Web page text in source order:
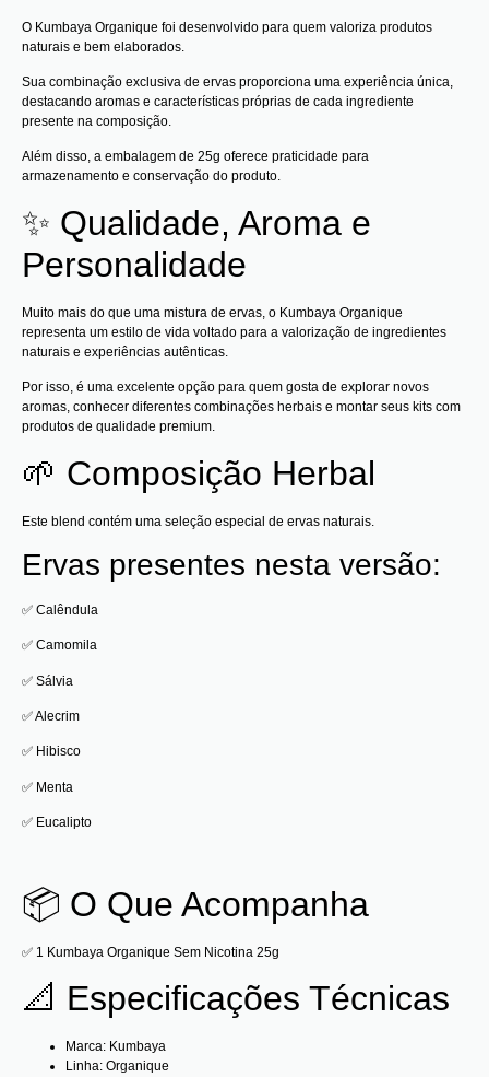
O Kumbaya Organique foi desenvolvido para quem valoriza produtos
naturais e bem elaborados.
Sua combinação exclusiva de ervas proporciona uma experiência única,
destacando aromas e características próprias de cada ingrediente
presente na composição.
Além disso, a embalagem de 25g oferece praticidade para
armazenamento e conservação do produto.
✨ Qualidade, Aroma e
Personalidade
Muito mais do que uma mistura de ervas, o Kumbaya Organique
representa um estilo de vida voltado para a valorização de ingredientes
naturais e experiências autênticas.
Por isso, é uma excelente opção para quem gosta de explorar novos
aromas, conhecer diferentes combinações herbais e montar seus kits com
produtos de qualidade premium.
🌱 Composição Herbal
Este blend contém uma seleção especial de ervas naturais.
Ervas presentes nesta versão:
✅ Calêndula
✅ Camomila
✅ Sálvia
✅ Alecrim
✅ Hibisco
✅ Menta
✅ Eucalipto
📦 O Que Acompanha
✅ 1 Kumbaya Organique Sem Nicotina 25g
📐 Especificações Técnicas
Marca: Kumbaya
Linha: Organique